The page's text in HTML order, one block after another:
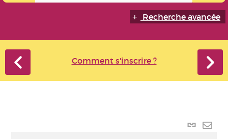
Recherche avancée
Comment s'inscrire ?
Lien